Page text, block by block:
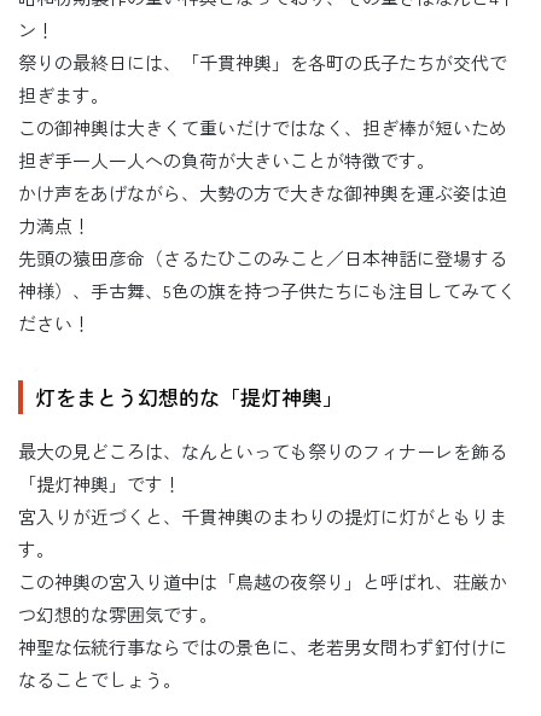
ン！
祭りの最終日には、「千貫神輿」を各町の氏子たちが交代で
担ぎます。
この御神輿は大きくて重いだけではなく、担ぎ棒が短いため
担ぎ手一人一人への負荷が大きいことが特徴です。
かけ声をあげながら、大勢の方で大きな御神輿を運ぶ姿は迫
力満点！
先頭の猿田彦命（さるたひこのみこと／日本神話に登場する
神様）、手古舞、5色の旗を持つ子供たちにも注目してみてく
ださい！
灯をまとう幻想的な「提灯神輿」
最大の見どころは、なんといっても祭りのフィナーレを飾る
「提灯神輿」です！
宮入りが近づくと、千貫神輿のまわりの提灯に灯がともりま
す。
この神輿の宮入り道中は「鳥越の夜祭り」と呼ばれ、荘厳か
つ幻想的な雰囲気です。
神聖な伝統行事ならではの景色に、老若男女問わず釘付けに
なることでしょう。